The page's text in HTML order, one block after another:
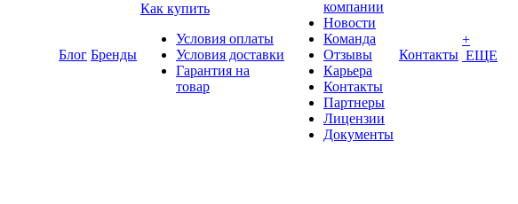
Блог Бренды
Как купить
Условия оплаты
Условия доставки
Гарантия на
товар
компании
Новости
Команда
Отзывы
Карьера
Контакты
Партнеры
Лицензии
Документы
Контакты
+
ЕЩЕ